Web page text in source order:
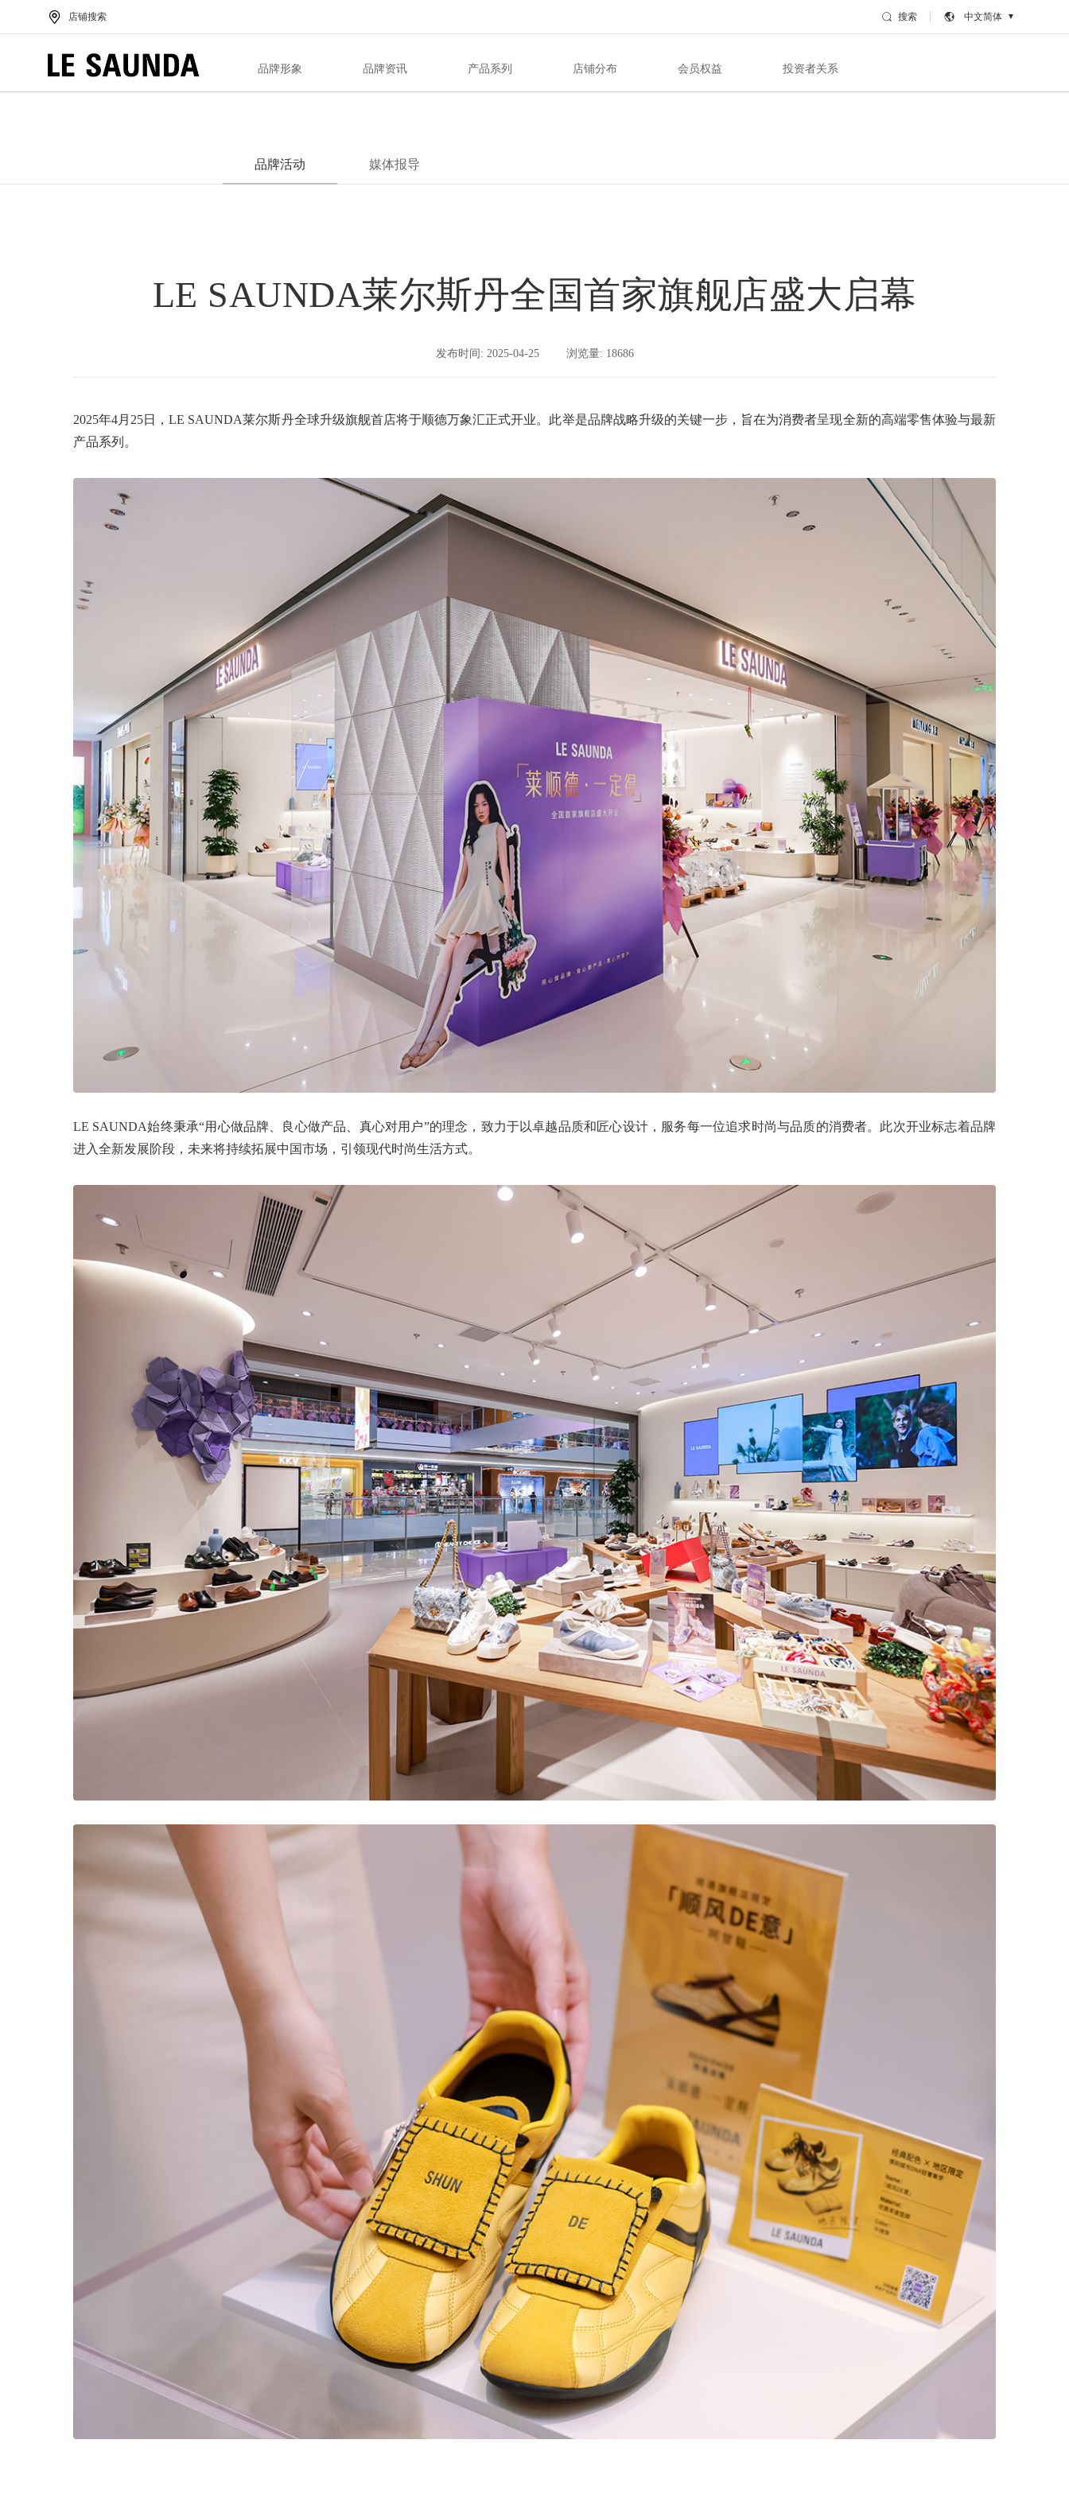
店铺搜索 搜索 中文简体 ▼
品牌形象 品牌资讯 产品系列 店铺分布 会员权益 投资者关系
品牌活动 媒体报导
LE SAUNDA莱尔斯丹全国首家旗舰店盛大启幕
发布时间: 2025-04-25 浏览量: 18686
2025年4月25日，LE SAUNDA莱尔斯丹全球升级旗舰首店将于顺德万象汇正式开业。此举是品牌战略升级的关键一步，旨在为消费者呈现全新的高端零售体验与最新
产品系列。
LE SAUNDA始终秉承“用心做品牌、良心做产品、真心对用户”的理念，致力于以卓越品质和匠心设计，服务每一位追求时尚与品质的消费者。此次开业标志着品牌
进入全新发展阶段，未来将持续拓展中国市场，引领现代时尚生活方式。